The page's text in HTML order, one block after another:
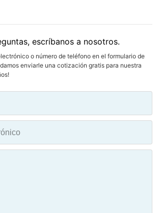
escríbanos a nosotros.
o número de teléfono en el formulario de
enviarle una cotización gratis para nuestra